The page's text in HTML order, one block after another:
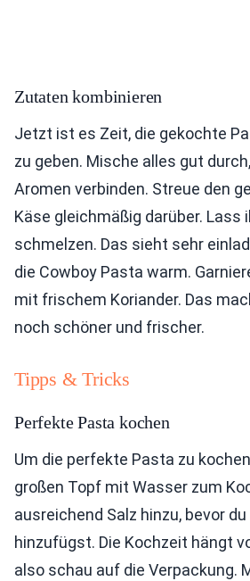
Zutaten kombinieren
Jetzt ist es Zeit, die gekochte
zu geben. Mische alles gut
Aromen verbinden. Streue den
Käse gleichmäßig darüber. Lass
schmelzen. Das sieht sehr
die Cowboy Pasta warm.
mit frischem Koriander. Das
noch schöner und frischer.
Tipps & Tricks
Perfekte Pasta kochen
Um die perfekte Pasta zu
großen Topf mit Wasser zum
ausreichend Salz hinzu, bevor
hinzufügst. Die Kochzeit hängt
also schau auf die Verpackung.